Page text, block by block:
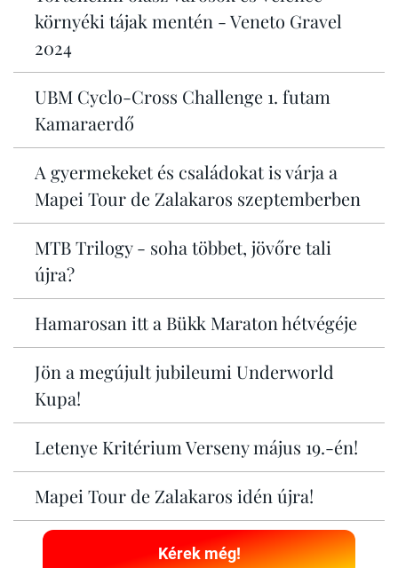
környéki tájak mentén - Veneto Gravel
2024
UBM Cyclo-Cross Challenge 1. futam
Kamaraerdő
A gyermekeket és családokat is várja a
Mapei Tour de Zalakaros szeptemberben
MTB Trilogy - soha többet, jövőre tali
újra?
Hamarosan itt a Bükk Maraton hétvégéje
Jön a megújult jubileumi Underworld
Kupa!
Letenye Kritérium Verseny május 19.-én!
Mapei Tour de Zalakaros idén újra!
Kérek még!